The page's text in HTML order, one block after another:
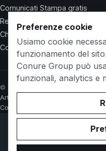
Comunicati Stampa gratis
Regolamento
Chi Siamo
Contatti
© 2026 Wet Life News · The
Article Marketing Italia
Contatti
© 2026
Preferenze cookie
Usiamo cookie
funzionamento del
Conure Group può
funzionali, analytics e